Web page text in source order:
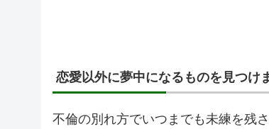
恋愛以外に夢中になるものを見つけ
不倫の別れ方でいつまでも未練を残